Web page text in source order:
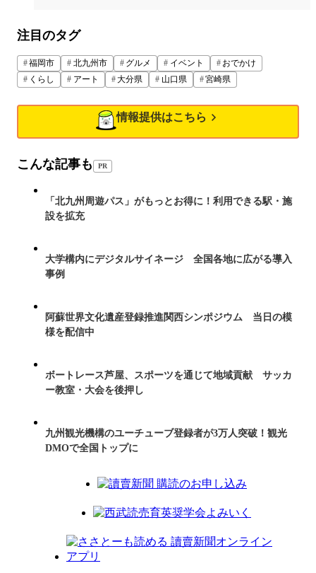
注目のタグ
福岡市 北九州市 グルメ イベント
おでかけ
くらし
アート 大分県 山口県 宮崎県
情報提供はこちら
こんな記事も PR
「北九州周遊パス」がもっとお得に！利用できる駅・施
設を拡充
大学構内にデジタルサイネージ 全国各地に広がる導入
事例
阿蘇世界文化遺産登録推進関西シンポジウム 当日の模
様を配信中
ボートレース芦屋、スポーツを通じて地域貢献 サッカ
ー教室・大会を後押し
九州観光機構のユーチューブ登録者が3万人突破！観光
DMOで全国トップに